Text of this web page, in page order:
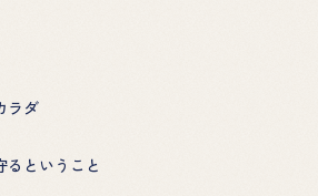
ラダ
るということ